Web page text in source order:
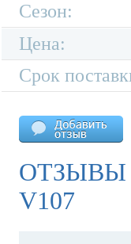
Сезон:
Цена:
Срок
ОТЗЫВЫ
V107